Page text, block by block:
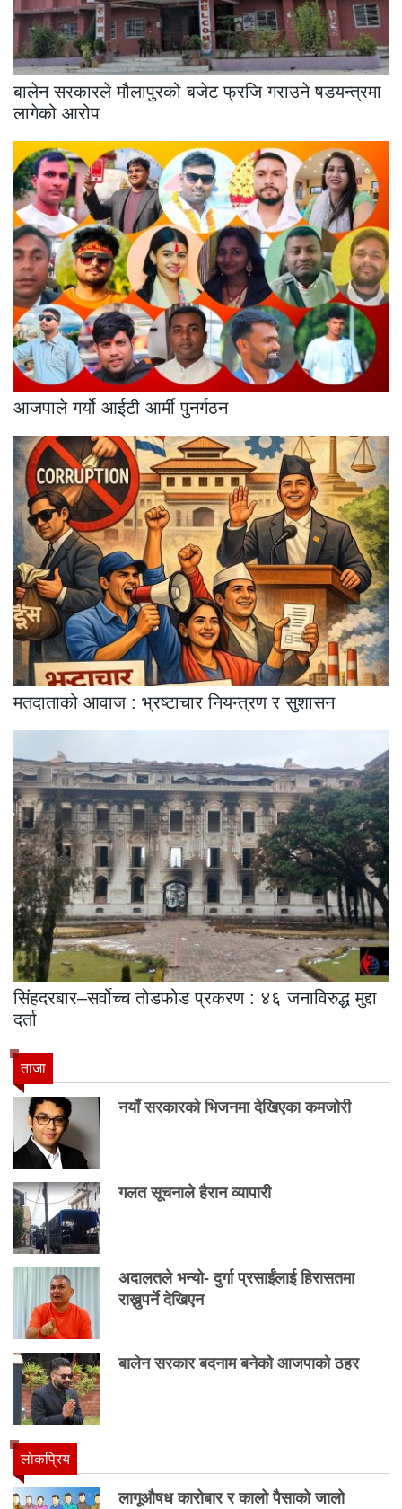
बालेन सरकारले मौलापुरको बजेट फ्रजि गराउने षडयन्त्रमा
लागेको आरोप
आजपाले गर्यो आईटी आर्मी पुनर्गठन
मतदाताको आवाज : भ्रष्टाचार नियन्त्रण र सुशासन
सिंहदरबार–सर्वोच्च तोडफोड प्रकरण : ४६ जनाविरुद्ध मुद्दा
दर्ता
ताजा
नयाँ सरकारको भिजनमा देखिएका कमजोरी
गलत सूचनाले हैरान व्यापारी
अदालतले भन्यो- दुर्गा प्रसाईंलाई हिरासतमा
राख्नुपर्ने देखिएन
बालेन सरकार बदनाम बनेको आजपाको ठहर
लाेकप्रिय
लागूऔषध कारोबार र कालो पैसाको जालो